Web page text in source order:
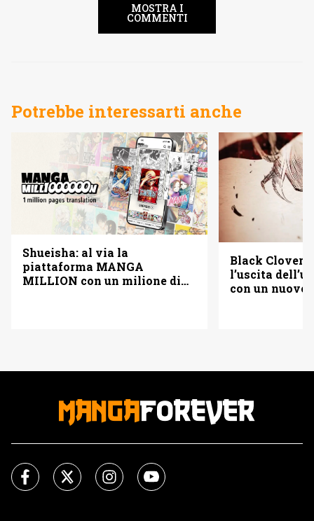
MOSTRA I
COMMENTI
Potrebbe interessarti anche
Shueisha: al via la
piattaforma MANGA
MILLION con un milione di
Black Clover
l’uscita
con un nuovo